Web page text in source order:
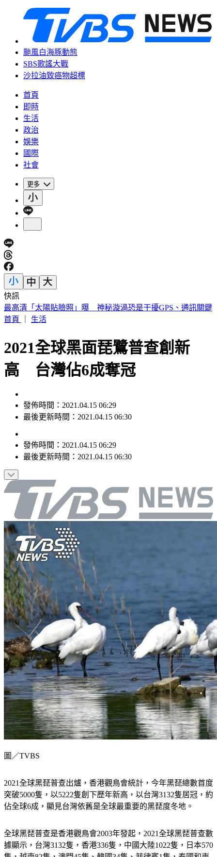
颱風白海豚動態
SBS歌謠大戰
沙拉油致癌物超標
首頁
即時
生活
政治
娛樂
國際
社會
更多
快訊
陳佩琪曝柯文哲生日心聲 監控腳環換手環沒不同：羞辱性更
強
2021全球黑面琵鷺普查創新
高 台灣佔6成奪冠
發佈時間：2021.04.15 06:29
發佈時間：2021.04.15 06:29
2021全球黑琵普查出爐，香港觀鳥會統計，今年黑琵總數首度
突破5000隻，以5222隻創下歷年新高，以台灣3132隻居冠，約
全球黑琵普查是香港觀鳥會2003年發起，2021全球黑琵普查數